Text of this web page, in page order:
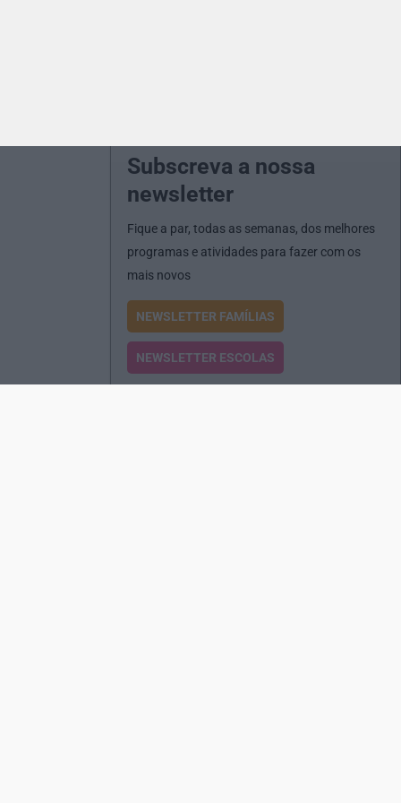
Subscreva a nossa
newsletter
Fique a par, todas as semanas, dos melhores
programas e atividades para fazer com os
mais novos
NEWSLETTER FAMÍLIAS
NEWSLETTER ESCOLAS